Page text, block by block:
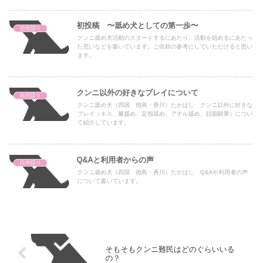
自分語り 初投稿 〜舐め犬としての第一歩〜
クンニ舐め犬活動のスタートするにあたり、活動を始めるにあたっ
た思いなどを書いています。ご依頼の参考にしていただけると思い
ます。
自分語り クンニ以外の好きなプレイについて
クンニ舐め犬（四国 徳島・香川）たかはし クンニ以外に好きな
プレイ（キス、腋舐め、足指舐め、アナル舐め、顔面騎乗）につい
て紹介しています。
自分語り Q&Aと利用者からの声
クンニ舐め犬（四国 徳島・香川）たかはし Q&Aや利用者の声
について書いています。
そもそもクンニ難民はどのぐらいいる
の？